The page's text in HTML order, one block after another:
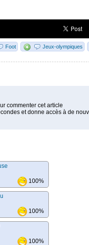
Foot Jeux-olympiques
commenter cet article
et donne accès à de
100%
100%
100%